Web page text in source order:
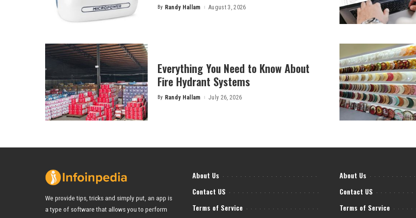
Posted
By Randy Hallam August 3, 2026
Everything You Need to Know About
Fire Hydrant Systems
Posted
By Randy Hallam July 26, 2026
We provide tips, tricks and simply put, an app is
a type of software that allows you to perform
About Us
Contact US
Terms of Service
About Us
Contact US
Terms of Service